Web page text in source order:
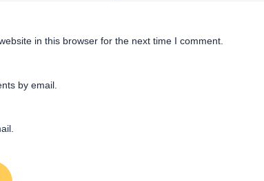
in this browser for the next time I comment.
by email.